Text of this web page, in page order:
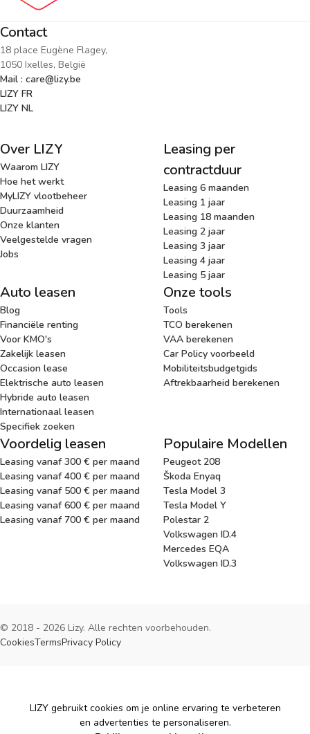
Contact
18 place Eugène Flagey,
1050 Ixelles, België
Mail : care@lizy.be
LIZY FR
LIZY NL
Over LIZY
Waarom LIZY
Hoe het werkt
MyLIZY vlootbeheer
Duurzaamheid
Onze klanten
Veelgestelde vragen
Jobs
Leasing per
contractduur
Leasing 6 maanden
Leasing 1 jaar
Leasing 18 maanden
Leasing 2 jaar
Leasing 3 jaar
Leasing 4 jaar
Leasing 5 jaar
Auto leasen
Blog
Financiële renting
Voor KMO's
Zakelijk leasen
Occasion lease
Elektrische auto leasen
Hybride auto leasen
Internationaal leasen
Specifiek zoeken
Onze tools
Tools
TCO berekenen
VAA berekenen
Car Policy voorbeeld
Mobiliteitsbudgetgids
Aftrekbaarheid berekenen
Voordelig leasen
Leasing vanaf 300 € per maand
Leasing vanaf 400 € per maand
Leasing vanaf 500 € per maand
Leasing vanaf 600 € per maand
Leasing vanaf 700 € per maand
Populaire Modellen
Peugeot 208
Škoda Enyaq
Tesla Model 3
Tesla Model Y
Polestar 2
Volkswagen ID.4
Mercedes EQA
Volkswagen ID.3
© 2018 - 2026 Lizy. Alle rechten voorbehouden.
CookiesTermsPrivacy Policy
Cookies
LIZY gebruikt cookies om je online ervaring te verbeteren
en advertenties te personaliseren.